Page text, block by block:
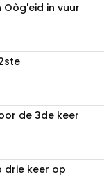
Oòg'eid in vuur
de 3de keer
drie keer op